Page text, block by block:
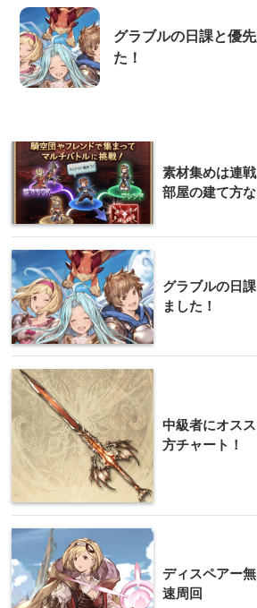
グラブルの日課と優
た！
素材集めは連
部屋の建て方
グラブルの日
ました！
中級者にオス
方チャート！
ディスペアー
速周回